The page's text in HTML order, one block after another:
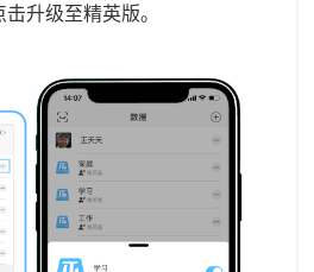
升级至精英版。